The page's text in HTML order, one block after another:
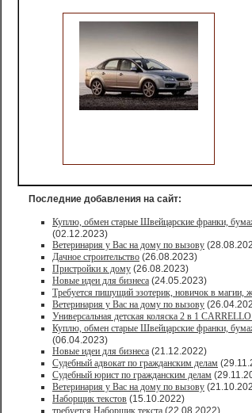
Последние добавления на сайт:
Куплю, обмен старые Швейцарские франки,
(02.12.2023)
Ветеринария у Вас на дому по вызову
Дачное строительство (26.08.2023)
Пристройки к дому (26.08.2023)
Новые идеи для бизнеса (24.05.2023)
Требуется пишущий эзотерик, новичок в магии,
Ветеринария у Вас на дому по вызову
Универсальная детская коляска 2 в 1
Куплю, обмен старые Швейцарские франки,
(06.04.2023)
Новые идеи для бизнеса (21.12.2022)
Судебный адвокат по гражданским делам
Судебный юрист по гражданским делам
Ветеринария у Вас на дому по вызову
Наборщик текстов (15.10.2022)
требуется Наборщик текста (22.08.2022)